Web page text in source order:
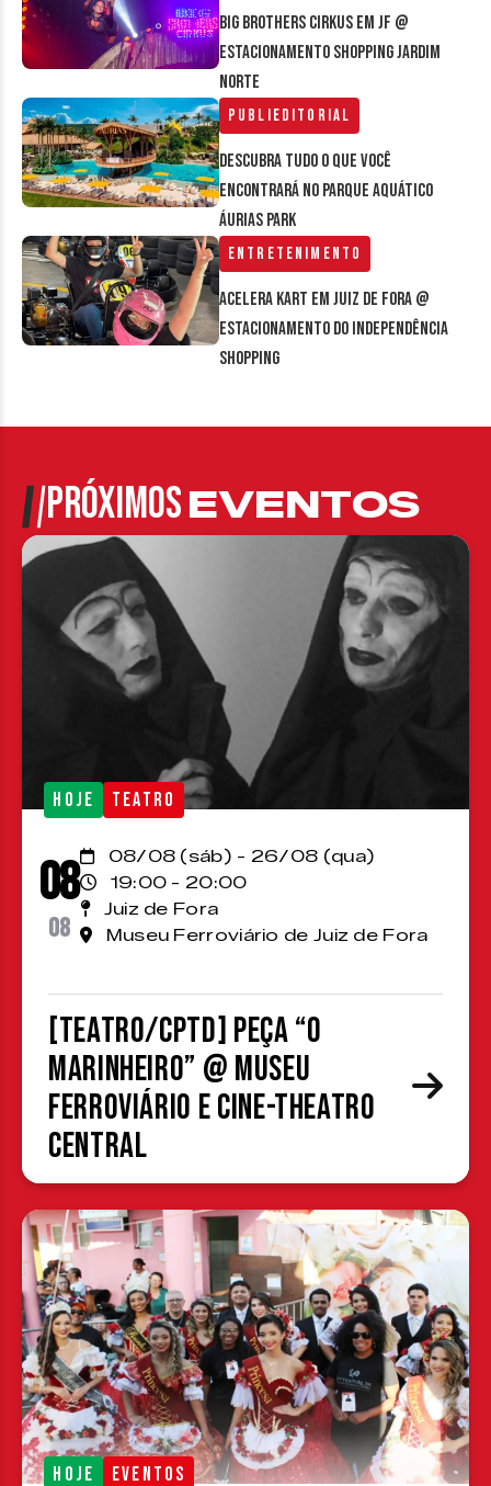
Big Brothers Cirkus em JF @
estacionamento Shopping Jardim
Norte
Publieditorial
Descubra tudo o que você
encontrará no parque aquático
Áurias Park
Entretenimento
Acelera Kart em Juiz de Fora @
estacionamento do Independência
Shopping
PRÓXIMOSEVENTOS
HOJE TEATRO
08
08
08/08 (sáb) - 26/08 (qua)
19:00 - 20:00
Juiz de Fora
Museu Ferroviário de Juiz de Fora
[TEATRO/CPTD] Peça “O
Marinheiro” @ Museu
Ferroviário e Cine-Theatro
Central
HOJE EVENTOS